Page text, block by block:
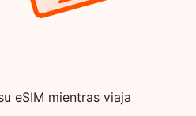
eSIM mientras viaja